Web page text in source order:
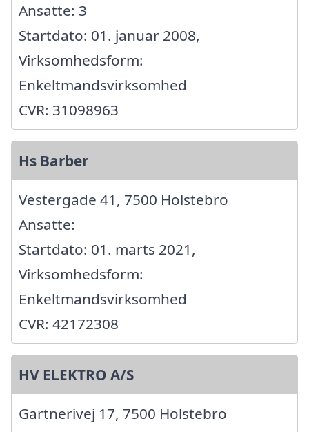
Ansatte: 3
Startdato: 01. januar 2008,
Virksomhedsform:
Enkeltmandsvirksomhed
CVR: 31098963
Hs Barber
Vestergade 41, 7500 Holstebro
Ansatte:
Startdato: 01. marts 2021,
Virksomhedsform:
Enkeltmandsvirksomhed
CVR: 42172308
HV ELEKTRO A/S
Gartnerivej 17, 7500 Holstebro